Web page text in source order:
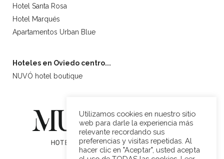
Hotel Santa Rosa
Hotel Marqués
Apartamentos Urban Blue
Hoteles en Oviedo centro...
NUVÓ hotel boutique
Utilizamos cookies en nuestro sitio
web para darle la experiencia más
relevante recordando sus
preferencias y visitas repetidas. Al
hacer clic en "Aceptar", usted acepta